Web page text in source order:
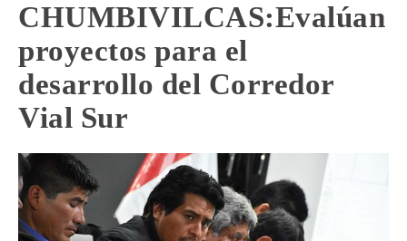
CHUMBIVILCAS:Evalúan
proyectos para el
desarrollo del Corredor
Vial Sur